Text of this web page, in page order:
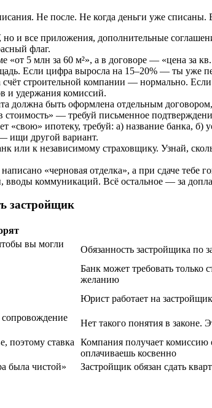
Не после. Не когда деньги уже списаны.
и все приложения, дополнительные
флаг.
«от 5 млн за 60 м²», а в договоре — «цена за
Если цифра выросла на 15–20% — ты уже
строительной компании — нормально.
и удержания комиссий.
должна быть оформлена отдельным
стоимость» — требуй письменное
«свою» ипотеку, требуй: а) название банка,
ищи другой вариант.
или к независимому страховщику. Узнай,
«черновая отделка», а при сдаче
коммуникаций. Всё остальное — за
застройщик
вы могли
Обязанность застройщика по
Банк может требовать
желанию
Юрист работает на
сопровождение
Нет такого понятия в законе.
поэтому ставка
Компания получает комиссию
оплачиваешь косвенно
была чистой» Застройщик обязан сдать